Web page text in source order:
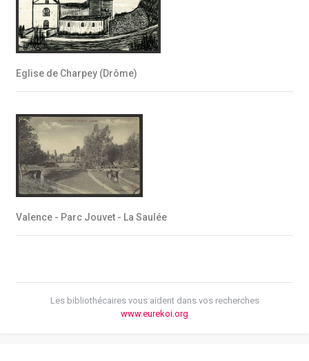
Eglise de Charpey (Drôme)
Valence - Parc Jouvet - La Saulée
Les bibliothécaires vous aident dans vos recherches
www.eurekoi.org